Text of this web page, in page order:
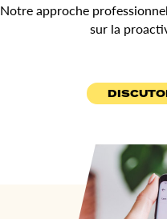
Notre approche
sur la